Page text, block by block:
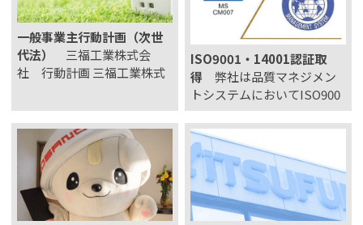
ることです。 企業が従業員
の健康保持・増進に取り組
むことは、従業員の活力
向…
は産学官を始め、労働、医
療・福祉、農林、建設・運
輸、金融等様々な分野の
県…
一般事業主行動計画（次世
代法）
三福工業株式会
社 行動計画 三福工業株式
策推進法に基づき、 一般事
業主行動計画を公表いたし
ます。 策定 令和7年3月1日
社員が仕事と子育てを両立
させることができ、社員全
員が働きやすい環境をつく
る…
ISO9001・14001認証取
得 弊社は品質マネジメン
トシステムにおいてISO900
1、及び環境マネジメントシ
ステムにおいてISO14001を
認証取得しております。 品
質マネジメントシステム IS
O9001：2015 登録番号：04
QR･1188 環境マ…